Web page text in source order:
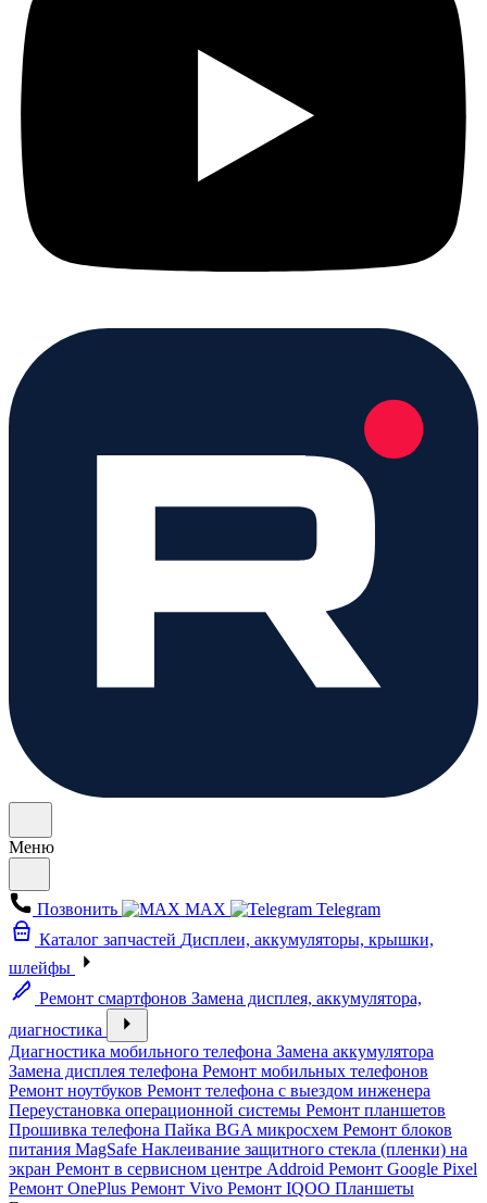
Меню
Позвонить MAX
Telegram
Каталог запчастей Дисплеи, аккумуляторы, крышки,
шлейфы
Ремонт смартфонов Замена дисплея, аккумулятора,
диагностика
Диагностика мобильного телефона Замена аккумулятора
Замена дисплея телефона Ремонт мобильных телефонов
Ремонт ноутбуков Ремонт телефона с выездом инженера
Переустановка операционной системы Ремонт планшетов
Прошивка телефона Пайка BGA микросхем Ремонт блоков
питания MagSafe Наклеивание защитного стекла (пленки) на
экран Ремонт в сервисном центре Addroid Ремонт Google Pixel
Ремонт OnePlus Ремонт Vivo Ремонт IQOO Планшеты